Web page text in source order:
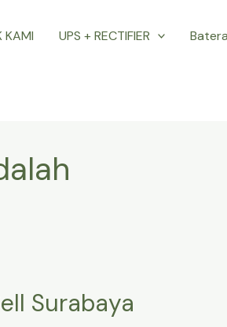
KAMI UPS + RECTIFIER
Surabaya